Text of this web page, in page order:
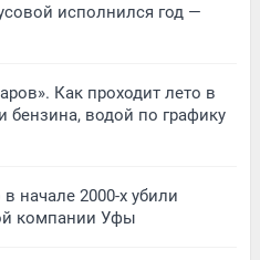
исполнился год —
Как проходит лето в
бензина, водой по графику
начале 2000-х убили
компании Уфы